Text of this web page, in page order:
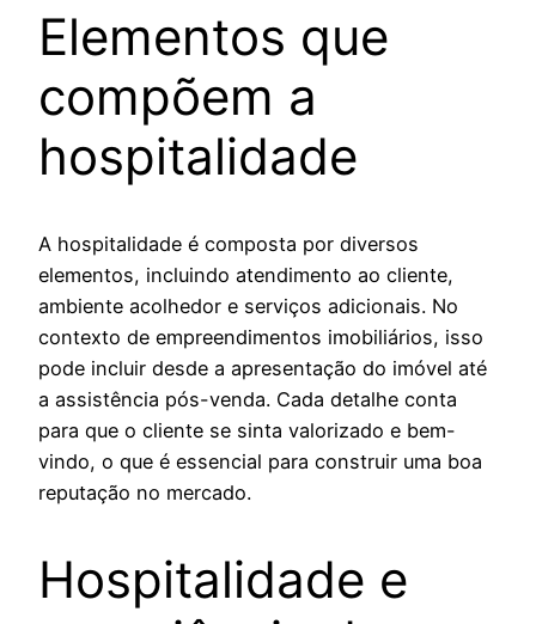
Elementos que
compõem a
hospitalidade
A hospitalidade é composta por diversos
elementos, incluindo atendimento ao cliente,
ambiente acolhedor e serviços adicionais. No
contexto de empreendimentos imobiliários, isso
pode incluir desde a apresentação do imóvel até
a assistência pós-venda. Cada detalhe conta
para que o cliente se sinta valorizado e bem-
vindo, o que é essencial para construir uma boa
reputação no mercado.
Hospitalidade e